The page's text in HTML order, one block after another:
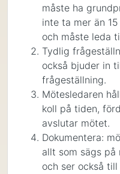
måste ha
inte ta mer än
och måste leda
Tydlig
också bjuder in
frågeställning.
Mötesledaren
koll på tiden,
avslutar mötet.
Dokumentera:
allt som sägs
och ser också